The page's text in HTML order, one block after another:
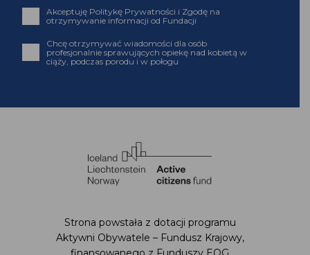
Akceptuję Politykę Prywatności i Zgodę na
otrzymywanie informacji od Fundacji
Chcę otrzymywać wiadomości dla osób
profesjonalnie sprawujących opiekę nad kobietą w
ciąży, podczas porodu i w połogu
Strona powstała z dotacji programu
Aktywni Obywatele – Fundusz Krajowy,